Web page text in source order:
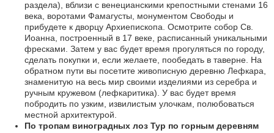
раздела), вблизи с венецианскими крепостными стенами 16
века, воротами Фамагусты, монументом Свободы и
прибудете к дворцу Архиепископа. Осмотрите собор Св.
Иоанна, построенный в 17 веке, расписанный уникальными
фресками. Затем у вас будет время прогуляться по городу,
сделать покупки и, если желаете, пообедать в таверне. На
обратном пути вы посетите живописную деревню Лефкара,
знаменитую на весь мир своими изделиями из серебра и
ручным кружевом (лефкаритика). У вас будет время
побродить по узким, извилистым улочкам, полюбоваться
местной архитектурой.
По тропам виноградных лоз Тур по горным деревням